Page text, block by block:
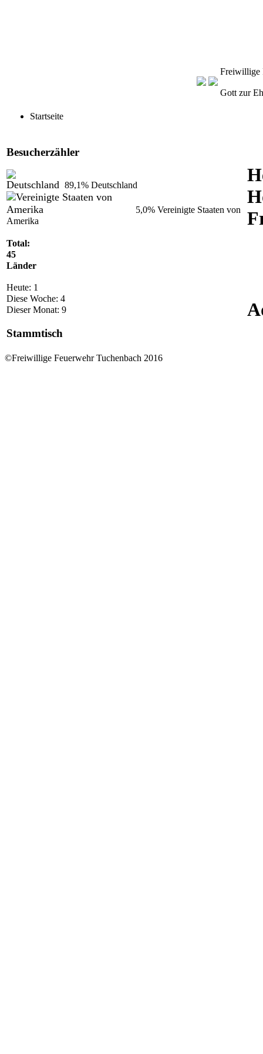
Freiwillige
Gott zur
Startseite
Besucherzähler
89,1% Deutschland
5,0% Vereinigte Staaten von
Amerika
Total:
45
Länder
Heute: 1
Diese Woche: 4
Dieser Monat: 9
Stammtisch
©Freiwillige Feuerwehr Tuchenbach 2016